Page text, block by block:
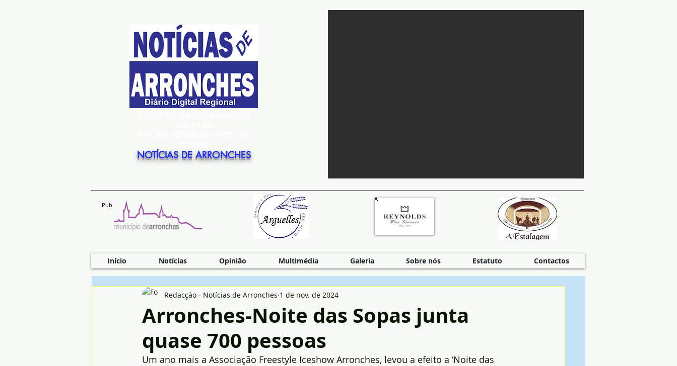
NOTÍCIAS DE ARRONCHES
Pub.
Início Notícias Opinião Multimédia Galeria Sobre nós Estatuto Contactos
Arronches-Noite das Sopas junta
quase 700 pessoas
Redacção - Notícias de Arronches 1 de nov. de 2024
Um ano mais a Associação Freestyle Iceshow Arronches, levou a efeito a ‘Noite das